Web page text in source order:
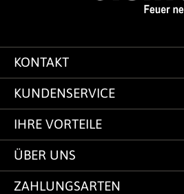
KONTAKT
KUNDENSERVICE
IHRE VORTEILE
ÜBER UNS
ZAHLUNGSARTEN